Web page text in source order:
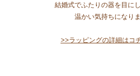
結婚式でふたりの器を目に
温かい気持ちになりま
>>ラッピングの詳細はコ